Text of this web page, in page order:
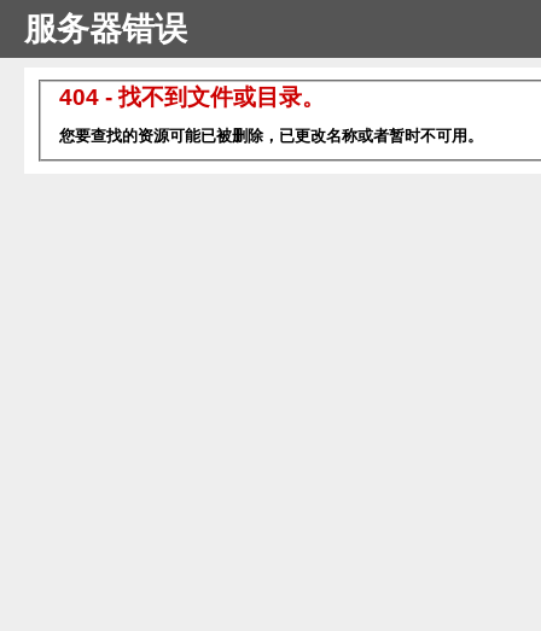
服务器错误
404 - 找不到文件或目录。
您要查找的资源可能已被删除，已更改名称或者暂时不可用。